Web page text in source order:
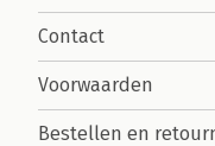
Contact
Voorwaarden
Bestellen en